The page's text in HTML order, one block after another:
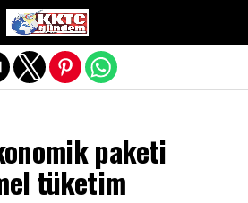
paketi
tüketim
mobile version